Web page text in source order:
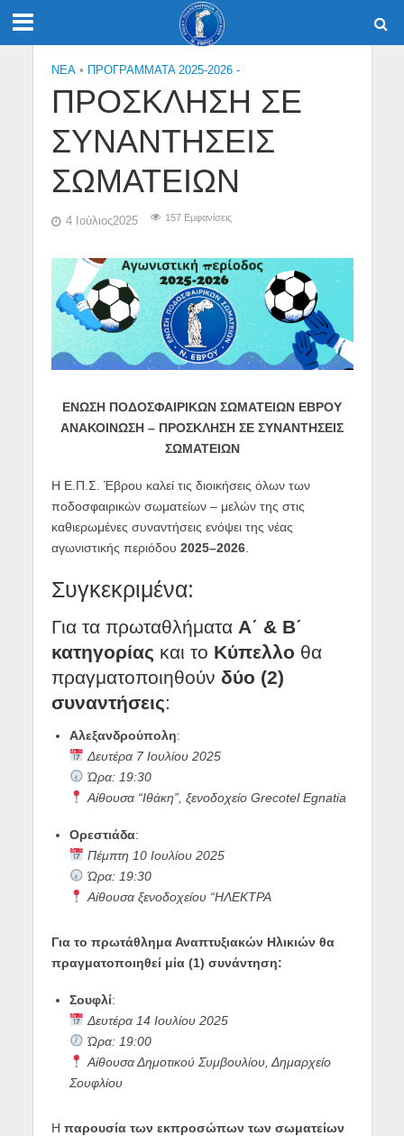
NEA • ΠΡΟΓΡΑΜΜΑΤΑ 2025-2026 -
ΠΡΟΣΚΛΗΣΗ ΣΕ
ΣΥΝΑΝΤΗΣΕΙΣ
ΣΩΜΑΤΕΙΩΝ
4 Ιούλιος2025 157 Εμφανίσεις
ΕΝΩΣΗ ΠΟΔΟΣΦΑΙΡΙΚΩΝ ΣΩΜΑΤΕΙΩΝ ΕΒΡΟΥ
ΑΝΑΚΟΙΝΩΣΗ – ΠΡΟΣΚΛΗΣΗ ΣΕ ΣΥΝΑΝΤΗΣΕΙΣ
ΣΩΜΑΤΕΙΩΝ
Η Ε.Π.Σ. Έβρου καλεί τις διοικήσεις όλων των
ποδοσφαιρικών σωματείων – μελών της στις
καθιερωμένες συναντήσεις ενόψει της νέας
αγωνιστικής περιόδου 2025–2026.
Συγκεκριμένα:
Για τα πρωταθλήματα Α΄ & Β΄
κατηγορίας και το Κύπελλο θα
πραγματοποιηθούν δύο (2)
συναντήσεις:
Αλεξανδρούπολη:
Δευτέρα 7 Ιουλίου 2025
Ώρα: 19:30
Αίθουσα “Ιθάκη”, ξενοδοχείο Grecotel Egnatia
Ορεστιάδα:
Πέμπτη 10 Ιουλίου 2025
Ώρα: 19:30
Αίθουσα ξενοδοχείου “ΗΛΕΚΤΡΑ
Για το πρωτάθλημα Αναπτυξιακών Ηλικιών θα
πραγματοποιηθεί μία (1) συνάντηση:
Σουφλί:
Δευτέρα 14 Ιουλίου 2025
Ώρα: 19:00
Αίθουσα Δημοτικού Συμβουλίου, Δημαρχείο
Σουφλίου
Η παρουσία των εκπροσώπων των σωματείων